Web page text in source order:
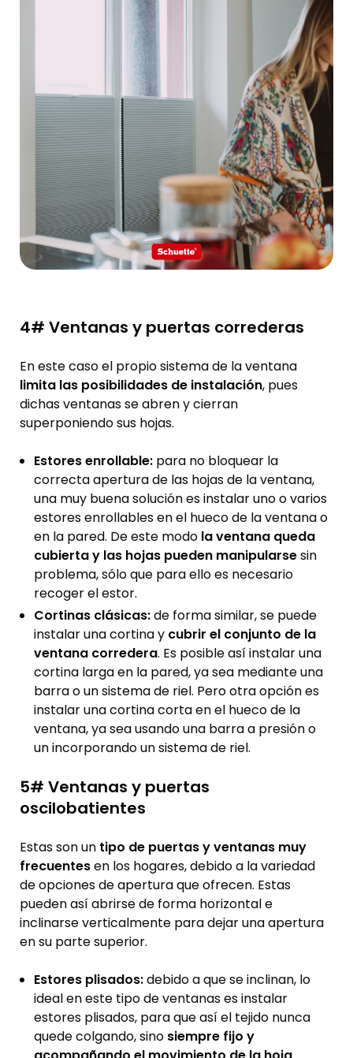
4# Ventanas y puertas correderas
En este caso el propio sistema de la ventana
limita las posibilidades de instalación, pues
dichas ventanas se abren y cierran
superponiendo sus hojas.
Estores enrollable: para no bloquear la
correcta apertura de las hojas de la ventana,
una muy buena solución es instalar uno o varios
estores enrollables en el hueco de la ventana o
en la pared. De este modo la ventana queda
cubierta y las hojas pueden manipularsesin
problema, sólo que para ello es necesario
recoger el estor.
Cortinas clásicas:de forma similar, se puede
instalar una cortina y cubrir el conjunto de la
ventana corredera. Es posible así instalar una
cortina larga en la pared, ya sea mediante una
barra o un sistema de riel. Pero otra opción es
instalar una cortina corta en el hueco de la
ventana, ya sea usando una barra a presión o
un incorporando un sistema de riel.
5# Ventanas y puertas
oscilobatientes
Estas son un tipo de puertas y ventanas muy
frecuentesen los hogares, debido a la variedad
de opciones de apertura que ofrecen. Estas
pueden así abrirse de forma horizontal e
inclinarse verticalmente para dejar una apertura
en su parte superior.
Estores plisados:debido a que se inclinan, lo
ideal en este tipo de ventanas es instalar
estores plisados, para que así el tejido nunca
quede colgando, sino siempre fijo y